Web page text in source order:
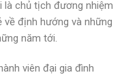
chủ tịch đương nhiệm
định hướng và những
năm tới.
viên đại gia đình